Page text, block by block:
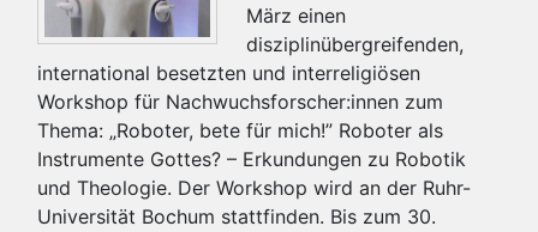
März einen
disziplinübergreifenden,
international besetzten und interreligiösen
Workshop für Nachwuchsforscher:innen zum
Thema: „Roboter, bete für mich!” Roboter als
Instrumente Gottes? – Erkundungen zu Robotik
und Theologie. Der Workshop wird an der Ruhr-
Universität Bochum stattfinden. Bis zum 30.